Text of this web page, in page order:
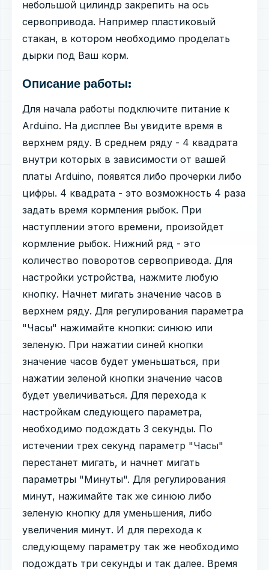
небольшой цилиндр закрепить на ось
сервопривода. Например пластиковый
стакан, в котором необходимо проделать
дырки под Ваш корм.
Описание работы:
Для начала работы подключите питание к
Arduino. На дисплее Вы увидите время в
верхнем ряду. В среднем ряду - 4 квадрата
внутри которых в зависимости от вашей
платы Arduino, появятся либо прочерки либо
цифры. 4 квадрата - это возможность 4 раза
задать время кормления рыбок. При
наступлении этого времени, произойдет
кормление рыбок. Нижний ряд - это
количество поворотов сервопривода. Для
настройки устройства, нажмите любую
кнопку. Начнет мигать значение часов в
верхнем ряду. Для регулирования параметра
"Часы" нажимайте кнопки: синюю или
зеленую. При нажатии синей кнопки
значение часов будет уменьшаться, при
нажатии зеленой кнопки значение часов
будет увеличиваться. Для перехода к
настройкам следующего параметра,
необходимо подождать 3 секунды. По
истечении трех секунд параметр "Часы"
перестанет мигать, и начнет мигать
параметры "Минуты". Для регулирования
минут, нажимайте так же синюю либо
зеленую кнопку для уменьшения, либо
увеличения минут. И для перехода к
следующему параметру так же необходимо
подождать три секунды и так далее. Время